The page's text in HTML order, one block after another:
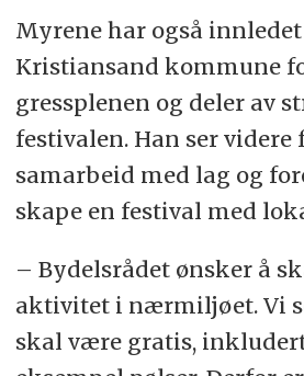
Myrene har også
Kristiansand kommune
gressplenen og deler av
festivalen. Han ser videre
samarbeid med lag og
skape en festival med
– Bydelsrådet ønsker å
aktivitet i nærmiljøet. Vi
skal være gratis,